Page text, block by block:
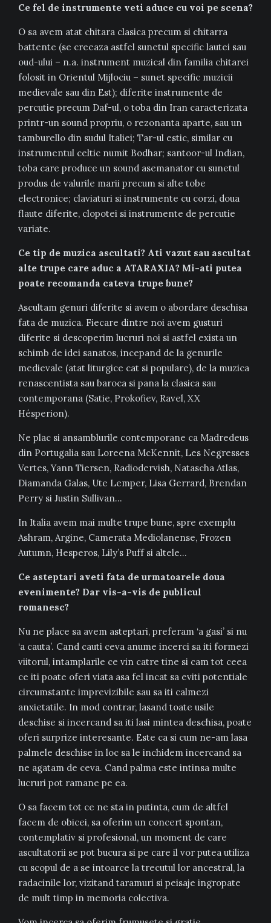
Ce fel de instrumente veti aduce cu voi pe scena?
O sa avem atat chitara clasica precum si chitarra
battente (se creeaza astfel sunetul specific lautei sau
oud-ului – n.a. instrument muzical din familia chitarei
folosit in Orientul Mijlociu – sunet specific muzicii
medievale sau din Est); diferite instrumente de
percutie precum Daf-ul, o toba din Iran caracterizata
printr-un sound propriu, o rezonanta aparte, sau un
tamburello din sudul Italiei; Tar-ul estic, similar cu
instrumentul celtic numit Bodhar; santoor-ul Indian,
toba care produce un sound asemanator cu sunetul
produs de valurile marii precum si alte tobe
electronice; claviaturi si instrumente cu corzi, doua
flaute diferite, clopotei si instrumente de percutie
variate.
Ce tip de muzica ascultati? Ati vazut sau ascultat
alte trupe care aduc a ATARAXIA? Mi-ati putea
poate recomanda cateva trupe bune?
Ascultam genuri diferite si avem o abordare deschisa
fata de muzica. Fiecare dintre noi avem gusturi
diferite si descoperim lucruri noi si astfel exista un
schimb de idei sanatos, incepand de la genurile
medievale (atat liturgice cat si populare), de la muzica
renascentista sau baroca si pana la clasica sau
contemporana (Satie, Prokofiev, Ravel, XX
Hésperion).
Ne plac si ansamblurile contemporane ca Madredeus
din Portugalia sau Loreena McKennit, Les Negresses
Vertes, Yann Tiersen, Radiodervish, Natascha Atlas,
Diamanda Galas, Ute Lemper, Lisa Gerrard, Brendan
Perry si Justin Sullivan…
In Italia avem mai multe trupe bune, spre exemplu
Ashram, Argine, Camerata Mediolanense, Frozen
Autumn, Hesperos, Lily’s Puff si altele…
Ce asteptari aveti fata de urmatoarele doua
evenimente? Dar vis-a-vis de publicul
romanesc?
Nu ne place sa avem asteptari, preferam ‘a gasi’ si nu
‘a cauta’. Cand cauti ceva anume incerci sa iti formezi
viitorul, intamplarile ce vin catre tine si cam tot ceea
ce iti poate oferi viata asa fel incat sa eviti potentiale
circumstante imprevizibile sau sa iti calmezi
anxietatile. In mod contrar, lasand toate usile
deschise si incercand sa iti lasi mintea deschisa, poate
oferi surprize interesante. Este ca si cum ne-am lasa
palmele deschise in loc sa le inchidem incercand sa
ne agatam de ceva. Cand palma este intinsa multe
lucruri pot ramane pe ea.
O sa facem tot ce ne sta in putinta, cum de altfel
facem de obicei, sa oferim un concert spontan,
contemplativ si profesional, un moment de care
ascultatorii se pot bucura si pe care il vor putea utiliza
cu scopul de a se intoarce la trecutul lor ancestral, la
radacinile lor, vizitand taramuri si peisaje ingropate
de mult timp in memoria colectiva.